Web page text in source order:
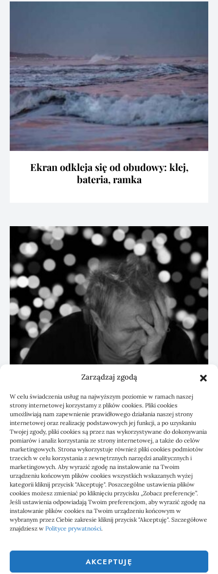
Zarządzaj zgodą
W celu świadczenia usług na najwyższym poziomie w ramach naszej
strony internetowej korzystamy z plików cookies. Pliki cookies
umożliwiają nam zapewnienie prawidłowego działania naszej strony
internetowej oraz realizację podstawowych jej funkcji, a po uzyskaniu
Twojej zgody, pliki cookies są przez nas wykorzystywane do dokonywania
pomiarów i analiz korzystania ze strony internetowej, a także do celów
marketingowych. Strona wykorzystuje również pliki cookies podmiotów
trzecich w celu korzystania z zewnętrznych narzędzi analitycznych i
marketingowych. Aby wyrazić zgodę na instalowanie na Twoim
urządzeniu końcowym plików cookies wszystkich wskazanych wyżej
kategorii kliknij przycisk "Akceptuję". Poszczególne ustawienia plików
cookies możesz zmieniać po kliknięciu przycisku „Zobacz preferencje”.
Jeśli ustawienia odpowiadają Twoim preferencjom, aby wyrazić zgodę na
instalowanie plików cookies na Twoim urządzeniu końcowym w
wybranym przez Ciebie zakresie kliknij przycisk "Akceptuję". Szczegółowe
znajdziesz w Polityce prywatności.
AKCEPTUJĘ
Ekran odkleja się od obudowy: klej,
bateria, ramka
Ogłoszenia fizjoterapeuty: opis bez
obietnic efektów
1000 WIADOMOŚCI
1000 Wiadomości to miejsce, gdzie każdy powinien znaleźć coś
ciekawego, coś co go zainteresuje. Dlatego właśnie powstał ten
serwis społecznościowy, aby każdy mógł nie tylko czytać ciekawe